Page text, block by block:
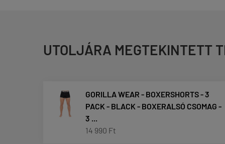
UTOLJÁRA MEGTEKINTETT
GORILLA WEAR - BOXERSHORTS - 3
PACK - BLACK - BOXERALSÓ CSOMAG -
3 ...
14 990 Ft